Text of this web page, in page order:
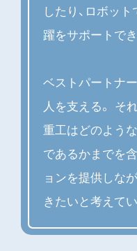
したり、ロボッ
躍をサポートでき
ベストパートナ
人を支える。 そ
重工はどのよう
であるかまでを
ョンを提供しな
きたいと考えてい